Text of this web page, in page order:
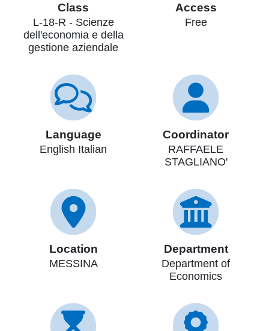
Class
L-18-R - Scienze
dell'economia e della
gestione aziendale
Access
Free
Language
English Italian
Coordinator
RAFFAELE
STAGLIANO'
Location
MESSINA
Department
Department of
Economics